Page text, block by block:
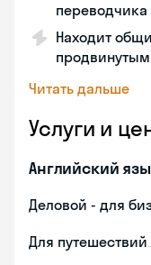
переводчика
Находит
Читать дальше
Услуги и
Английский
Деловой - для
Для путешествий